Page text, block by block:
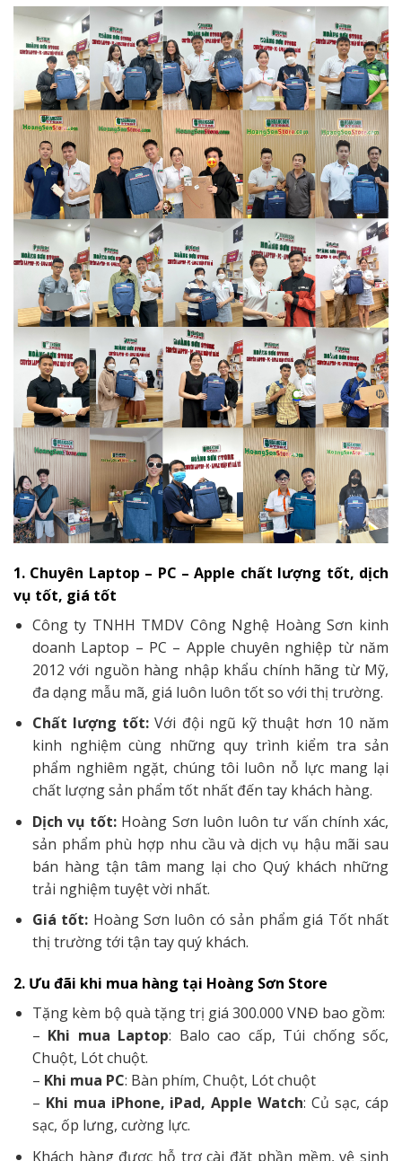
1. Chuyên Laptop – PC – Apple chất lượng tốt, dịch
vụ tốt, giá tốt
Công ty TNHH TMDV Công Nghệ Hoàng Sơn kinh
doanh Laptop – PC – Apple chuyên nghiệp từ năm
2012 với nguồn hàng nhập khẩu chính hãng từ Mỹ,
đa dạng mẫu mã, giá luôn luôn tốt so với thị trường.
Chất lượng tốt: Với đội ngũ kỹ thuật hơn 10 năm
kinh nghiệm cùng những quy trình kiểm tra sản
phẩm nghiêm ngặt, chúng tôi luôn nỗ lực mang lại
chất lượng sản phẩm tốt nhất đến tay khách hàng.
Dịch vụ tốt: Hoàng Sơn luôn luôn tư vấn chính xác,
sản phẩm phù hợp nhu cầu và dịch vụ hậu mãi sau
bán hàng tận tâm mang lại cho Quý khách những
trải nghiệm tuyệt vời nhất.
Giá tốt: Hoàng Sơn luôn có sản phẩm giá Tốt nhất
thị trường tới tận tay quý khách.
2. Ưu đãi khi mua hàng tại Hoàng Sơn Store
Tặng kèm bộ quà tặng trị giá 300.000 VNĐ bao gồm:
– Khi mua Laptop: Balo cao cấp, Túi chống sốc,
Chuột, Lót chuột.
– Khi mua PC: Bàn phím, Chuột, Lót chuột
– Khi mua iPhone, iPad, Apple Watch: Củ sạc, cáp
sạc, ốp lưng, cường lực.
Khách hàng được hỗ trợ cài đặt phần mềm, vệ sinh